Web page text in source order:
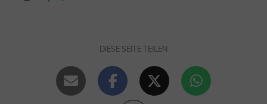
DIESE SEITE TEILEN